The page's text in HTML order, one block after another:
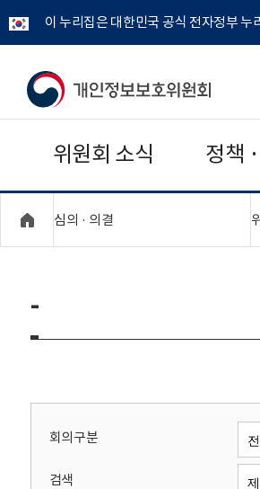
이 누리집은 대한민국 공식 전자정부 누
개
보
보
위
회
위원회 소식 정책
심의 · 의결
-
회의구분
검색